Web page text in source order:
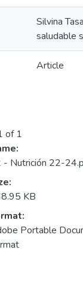
Silvina
saludable
Article
of 1
- Nutrición 22-
KB
Portable